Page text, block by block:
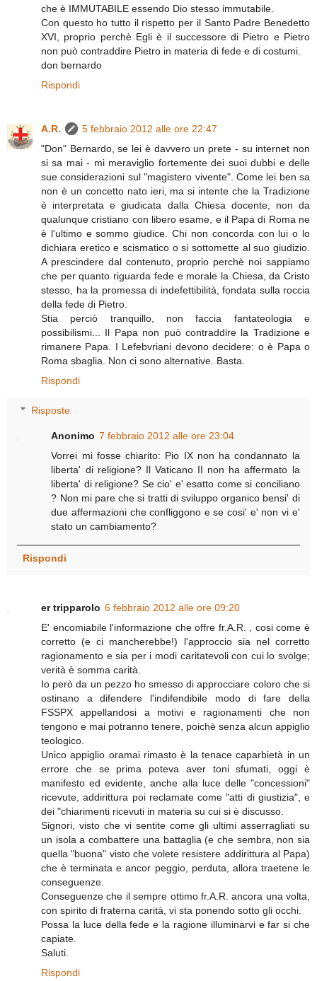
che è IMMUTABILE essendo Dio stesso immutabile.
Con questo ho tutto il rispetto per il Santo Padre Benedetto
XVI, proprio perchè Egli è il successore di Pietro e Pietro
non può contraddire Pietro in materia di fede e di costumi.
don bernardo
Rispondi
A.R.
5 febbraio 2012 alle ore 22:47
"Don" Bernardo, se lei è davvero un prete - su internet non
si sa mai - mi meraviglio fortemente dei suoi dubbi e delle
sue considerazioni sul "magistero vivente". Come lei ben sa
non è un concetto nato ieri, ma si intente che la Tradizione
è interpretata e giudicata dalla Chiesa docente, non da
qualunque cristiano con libero esame, e il Papa di Roma ne
è l'ultimo e sommo giudice. Chi non concorda con lui o lo
dichiara eretico e scismatico o si sottomette al suo giudizio.
A prescindere dal contenuto, proprio perchè noi sappiamo
che per quanto riguarda fede e morale la Chiesa, da Cristo
stesso, ha la promessa di indefettibilità, fondata sulla roccia
della fede di Pietro.
Stia perciò tranquillo, non faccia fantateologia e
possibilismi... Il Papa non può contraddire la Tradizione e
rimanere Papa. I Lefebvriani devono decidere: o è Papa o
Roma sbaglia. Non ci sono alternative. Basta.
Rispondi
Risposte
Anonimo 7 febbraio 2012 alle ore 23:04
Vorrei mi fosse chiarito: Pio IX non ha condannato la
liberta' di religione? Il Vaticano II non ha affermato la
liberta' di religione? Se cio' e' esatto come si conciliano
? Non mi pare che si tratti di sviluppo organico bensi' di
due affermazioni che confliggono e se cosi' e' non vi e'
stato un cambiamento?
Rispondi
er tripparolo 6 febbraio 2012 alle ore 09:20
E' encomiabile l'informazione che offre fr.A.R. , cosi come è
corretto (e ci mancherebbe!) l'approccio sia nel corretto
ragionamento e sia per i modi caritatevoli con cui lo svolge;
verità è somma carità.
Io però da un pezzo ho smesso di approcciare coloro che si
ostinano a difendere l'indifendibile modo di fare della
FSSPX appellandosi a motivi e ragionamenti che non
tengono e mai potranno tenere, poichè senza alcun appiglio
teologico.
Unico appiglio oramai rimasto è la tenace caparbietà in un
errore che se prima poteva aver toni sfumati, oggi è
manifesto ed evidente, anche alla luce delle "concessioni"
ricevute, addirittura poi reclamate come "atti di giustizia", e
dei "chiarimenti ricevuti in materia su cui si è discusso.
Signori, visto che vi sentite come gli ultimi asserragliati su
un isola a combattere una battaglia (e che sembra, non sia
quella "buona" visto che volete resistere addirittura al Papa)
che è terminata e ancor peggio, perduta, allora traetene le
conseguenze.
Conseguenze che il sempre ottimo fr.A.R. ancora una volta,
con spirito di fraterna carità, vi sta ponendo sotto gli occhi.
Possa la luce della fede e la ragione illuminarvi e far si che
capiate.
Saluti.
Rispondi